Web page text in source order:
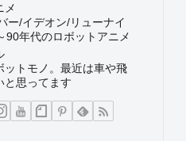
メ
ー/イデオン/リューナイ
90年代のロボットアニメ
ットモノ。最近は車や飛
と思ってます